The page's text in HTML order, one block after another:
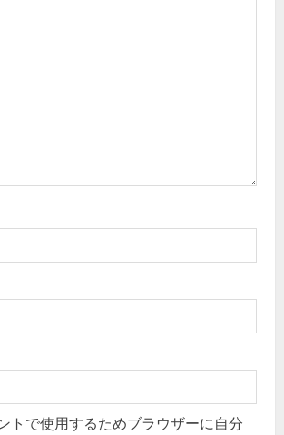
トで使用するためブラウザーに自分